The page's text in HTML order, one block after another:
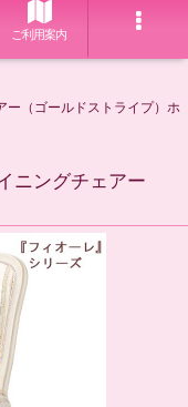
ご利用案内
（ゴールドストライプ）ホ
ニングチェアー